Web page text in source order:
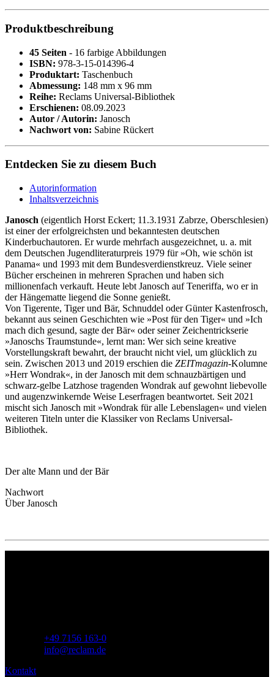
Produktbeschreibung
45 Seiten - 16 farbige Abbildungen
ISBN: 978-3-15-014396-4
Produktart: Taschenbuch
Abmessung: 148 mm x 96 mm
Reihe: Reclams Universal-Bibliothek
Erschienen: 08.09.2023
Autor / Autorin: Janosch
Nachwort von: Sabine Rückert
Entdecken Sie zu diesem Buch
Autorinformation
Inhaltsverzeichnis
Janosch (eigentlich Horst Eckert; 11.3.1931 Zabrze, Oberschlesien)
ist einer der erfolgreichsten und bekanntesten deutschen
Kinderbuchautoren. Er wurde mehrfach ausgezeichnet, u. a. mit
dem Deutschen Jugendliteraturpreis 1979 für »Oh, wie schön ist
Panama« und 1993 mit dem Bundesverdienstkreuz. Viele seiner
Bücher erscheinen in mehreren Sprachen und haben sich
millionenfach verkauft. Heute lebt Janosch auf Teneriffa, wo er in
der Hängematte liegend die Sonne genießt.
Von Tigerente, Tiger und Bär, Schnuddel oder Günter Kastenfrosch,
bekannt aus seinen Geschichten wie »Post für den Tiger« und »Ich
mach dich gesund, sagte der Bär« oder seiner Zeichentrickserie
»Janoschs Traumstunde«, lernt man: Wer sich seine kreative
Vorstellungskraft bewahrt, der braucht nicht viel, um glücklich zu
sein. Zwischen 2013 und 2019 erschien die ZEITmagazin-Kolumne
»Herr Wondrak«, in der Janosch mit dem schnauzbärtigen und
schwarz-gelbe Latzhose tragenden Wondrak auf gewohnt liebevolle
und augenzwinkernde Weise Leserfragen beantwortet. Seit 2021
mischt sich Janosch mit »Wondrak für alle Lebenslagen« und vielen
weiteren Titeln unter die Klassiker von Reclams Universal-
Bibliothek.
Der alte Mann und der Bär
Nachwort
Über Janosch
+49 7156 163-0
info@reclam.de
Kontakt